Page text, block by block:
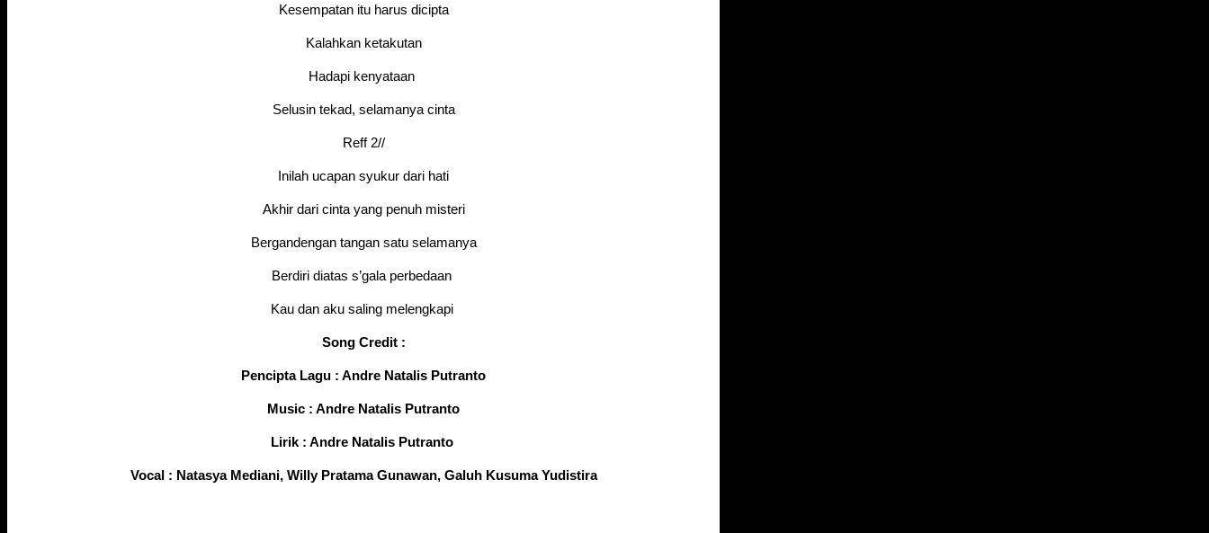
Kesempatan itu harus dicipta
Kalahkan ketakutan
Hadapi kenyataan
Selusin tekad, selamanya cinta
Reff 2//
Inilah ucapan syukur dari hati
Akhir dari cinta yang penuh misteri
Bergandengan tangan satu selamanya
Berdiri diatas s’gala perbedaan
Kau dan aku saling melengkapi
Song Credit :
Pencipta Lagu : Andre Natalis Putranto
Music : Andre Natalis Putranto
Lirik : Andre Natalis Putranto
Vocal : Natasya Mediani, Willy Pratama Gunawan, Galuh Kusuma Yudistira